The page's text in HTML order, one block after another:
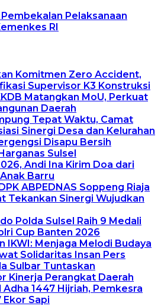
Pelaksanaan
RI
Komitmen Zero Accident,
Supervisor K3 Konstruksi
Matangkan MoU, Perkuat
Daerah
Tepat Waktu, Camat
Sinergi Desa dan Kelurahan
Disapu Bersih
Sulsel
Andi Ina Kirim Doa dari
Barru
ABPEDNAS Soppeng Riaja
Tekankan Sinergi Wujudkan
Polda Sulsel Raih 9 Medali
Cup Banten 2026
IKWI: Menjaga Melodi Budaya
Solidaritas Insan Pers
Sulbar Tuntaskan
Kinerja Perangkat Daerah
Adha 1447 Hijriah, Pemkesra
Ekor Sapi